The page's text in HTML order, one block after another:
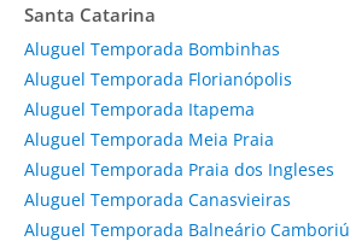
Santa Catarina
Aluguel Temporada Bombinhas
Aluguel Temporada Florianópolis
Aluguel Temporada Itapema
Aluguel Temporada Meia Praia
Aluguel Temporada Praia dos Ingleses
Aluguel Temporada Canasvieiras
Aluguel Temporada Balneário Camboriú